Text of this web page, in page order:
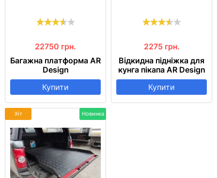
22750 грн.
Багажна платформа AR
Design
Купити
2275 грн.
Відкидна підніжка для
кунга пікапа AR Design
Купити
Новинка
Хіт